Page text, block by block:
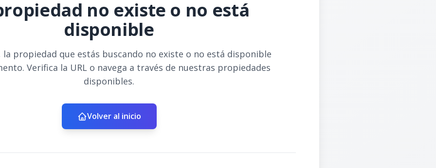
no existe o no está
disponible
propiedad que estás buscando no existe o no está disponible
Verifica la URL o navega a través de nuestras propiedades
disponibles.
Volver al inicio